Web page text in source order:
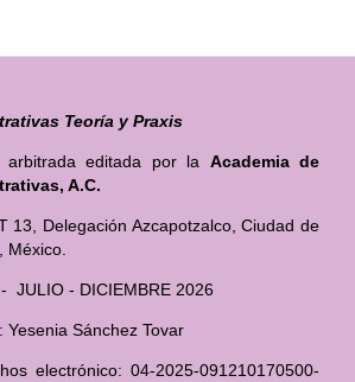
Teoría y Praxis
arbitrada editada por la Academia de
A.C.
13, Delegación Azcapotzalco, Ciudad de
México.
JULIO - DICIEMBRE 2026
Yesenia Sánchez Tovar
electrónico: 04-2025-091210170500-